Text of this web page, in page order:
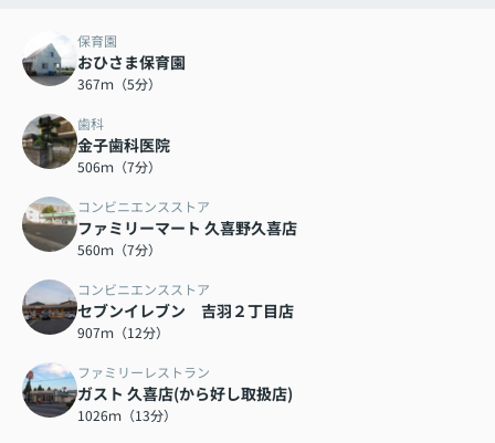
保育園
おひさま保育園
367ｍ（5分）
歯科
金子歯科医院
506ｍ（7分）
コンビニエンスストア
ファミリーマート 久喜野久喜店
560ｍ（7分）
コンビニエンスストア
セブンイレブン 吉羽２丁目店
907ｍ（12分）
ファミリーレストラン
ガスト 久喜店(から好し取扱店)
1026ｍ（13分）